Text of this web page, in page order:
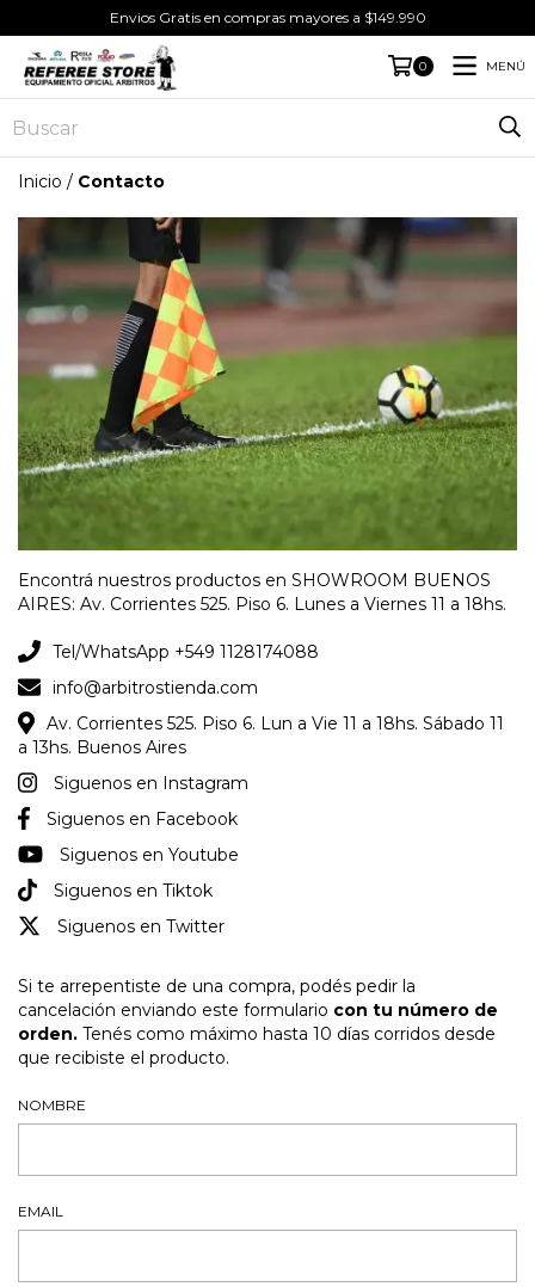
Envios Gratis en compras mayores a $149.990
0 MENÚ
Inicio / Contacto
Encontrá nuestros productos en SHOWROOM BUENOS
AIRES: Av. Corrientes 525. Piso 6. Lunes a Viernes 11 a 18hs.
Tel/WhatsApp +549 1128174088
info@arbitrostienda.com
Av. Corrientes 525. Piso 6. Lun a Vie 11 a 18hs. Sábado 11
a 13hs. Buenos Aires
Siguenos en Instagram
Siguenos en Facebook
Siguenos en Youtube
Siguenos en Tiktok
Siguenos en Twitter
Si te arrepentiste de una compra, podés pedir la
cancelación enviando este formulario con tu número de
orden. Tenés como máximo hasta 10 días corridos desde
que recibiste el producto.
NOMBRE
EMAIL